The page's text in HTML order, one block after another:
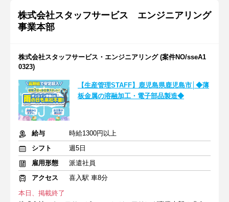
株式会社スタッフサービス エンジニアリング
事業本部
株式会社スタッフサービス・エンジニアリング (案件NO/sseA1
0323)
【生産管理STAFF】鹿児島県鹿児島市│◆薄
板金属の溶融加工・電子部品製造◆
給与
時給1300円以上
シフト
週5日
雇用形態
派遣社員
アクセス
喜入駅 車8分
本日、掲載終了